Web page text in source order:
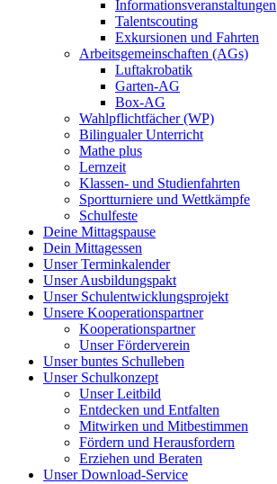
Informationsveranstaltungen
Talentscouting
Exkursionen und Fahrten
Arbeitsgemeinschaften (AGs)
Luftakrobatik
Garten-AG
Box-AG
Wahlpflichtfächer (WP)
Bilingualer Unterricht
Mathe plus
Lernzeit
Klassen- und Studienfahrten
Sportturniere und Wettkämpfe
Schulfeste
Deine Mittagspause
Dein Mittagessen
Unser Terminkalender
Unser Ausbildungspakt
Unser Schulentwicklungsprojekt
Unsere Kooperationspartner
Kooperationspartner
Unser Förderverein
Unser buntes Schulleben
Unser Schulkonzept
Unser Leitbild
Entdecken und Entfalten
Mitwirken und Mitbestimmen
Fördern und Herausfordern
Erziehen und Beraten
Unser Download-Service